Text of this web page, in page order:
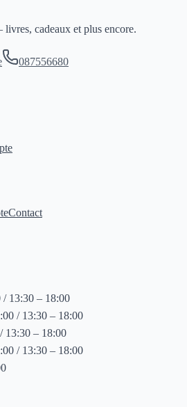
cadeaux et plus encore.
087556680
Contact
/ 13:30 – 18:00
/ 13:30 – 18:00
13:30 – 18:00
/ 13:30 – 18:00